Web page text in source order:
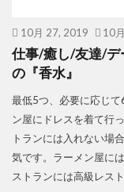
10月 27, 2019 10
仕事/癒し/友達/デ
の『香水』
最低5つ、必要に応じ
ン屋にドレスを着て行
トランには入れない場
気です。ラーメン屋に
ストランには高級レス